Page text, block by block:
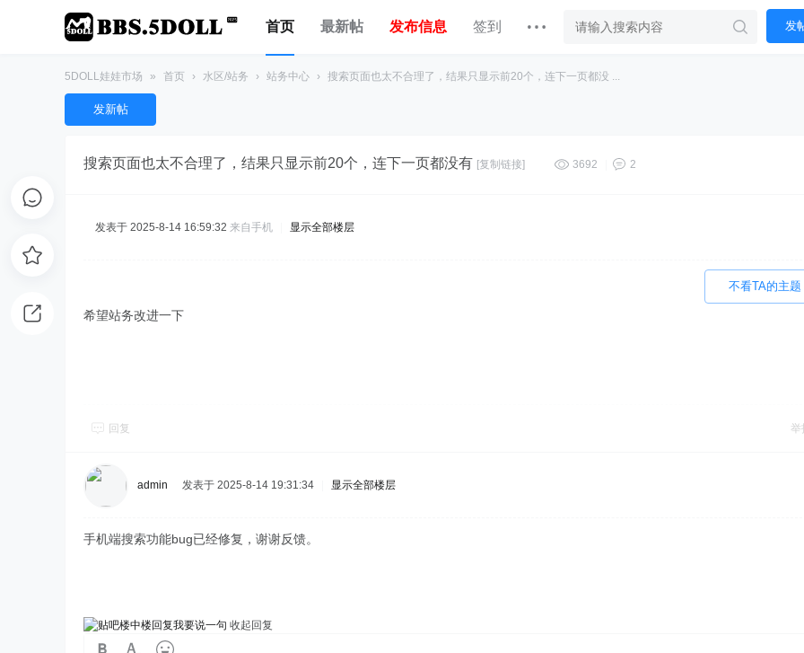
首页 最新帖 发布信息 签到 发
5DOLL娃娃市场 » 首页 › 水区/站务 › 站务中心 › 搜索页面也太不合理了，结果只显示前20个，连下一页都没 ...
发新帖
搜索页面也太不合理了，结果只显示前20个，连下一页都没有 [复制链接] 3692 2
发表于 2025-8-14 16:59:32 来自手机 显示全部楼层
不看TA的主题
希望站务改进一下
回复 举
admin 发表于 2025-8-14 19:31:34 显示全部楼层
手机端搜索功能bug已经修复，谢谢反馈。
我要说一句 收起回复